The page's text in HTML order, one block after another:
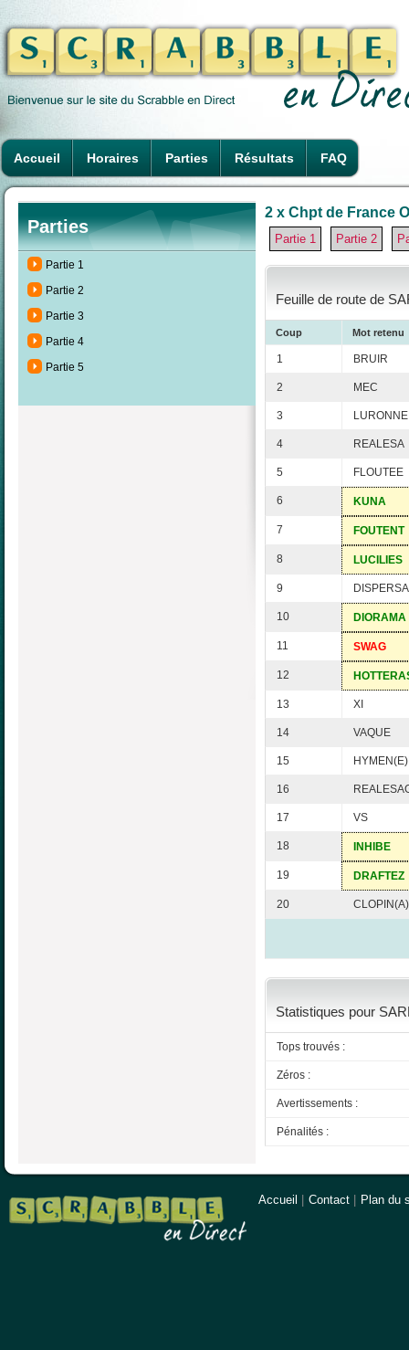
Accueil Horaires Parties Résultats FAQ
Parties
Partie 1
Partie 2
Partie 3
Partie 4
Partie 5
2 x Chpt de France
Partie 1 Partie 2
Feuille de route de
Coup Mot retenu
1 BRUIR
2 MEC
3 LURONNE
4 REALESA
5 FLOUTEE
6 KUNA
7 FOUTENT
8 LUCILIES
9 DISPERSA
10 DIORAMA
11 SWAG
12
13 XI
14 VAQUE
15
16
17 VS
18 INHIBE
19 DRAFTEZ
20 CLOPIN(A)
Statistiques pour
Tops trouvés :
Zéros :
Avertissements :
Pénalités :
Accueil Contact Plan du